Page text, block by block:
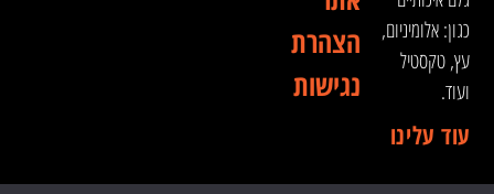
כגון: אלומיניום,
עץ, טקסטיל
ועוד.
עוד עלינו
הצהרת
נגישות